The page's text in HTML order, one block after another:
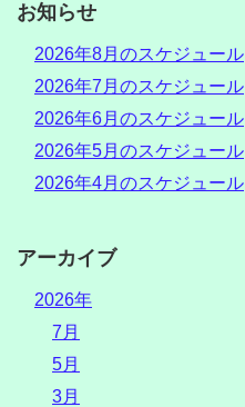
お知らせ
2026年8月のスケジュール
2026年7月のスケジュール
2026年6月のスケジュール
2026年5月のスケジュール
2026年4月のスケジュール
アーカイブ
2026年
7月
5月
3月